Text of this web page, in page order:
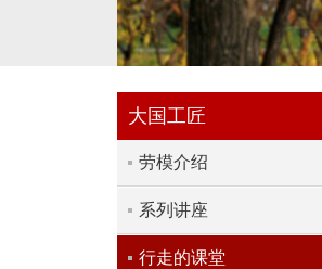
大国工匠
劳模介绍
系列讲座
行走的课堂